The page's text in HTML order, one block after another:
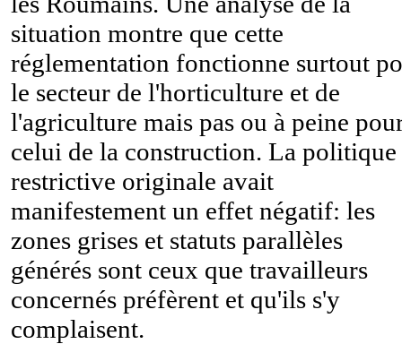
situation montre que cette
réglementation fonctionne surtout
le secteur de l'horticulture et de
l'agriculture mais pas ou à peine
celui de la construction. La politique
restrictive originale avait
manifestement un effet négatif: les
zones grises et statuts parallèles
générés sont ceux que travailleurs
concernés préfèrent et qu'ils s'y
complaisent.